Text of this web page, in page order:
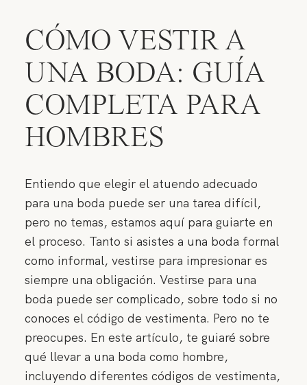
CÓMO VESTIR A
UNA BODA: GUÍA
COMPLETA PARA
HOMBRES
Entiendo que elegir el atuendo adecuado
para una boda puede ser una tarea difícil,
pero no temas, estamos aquí para guiarte en
el proceso. Tanto si asistes a una boda formal
como informal, vestirse para impresionar es
siempre una obligación. Vestirse para una
boda puede ser complicado, sobre todo si no
conoces el código de vestimenta. Pero no te
preocupes. En este artículo, te guiaré sobre
qué llevar a una boda como hombre,
incluyendo diferentes códigos de vestimenta,